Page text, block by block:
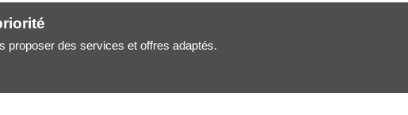
proposer des services et offres adaptés.